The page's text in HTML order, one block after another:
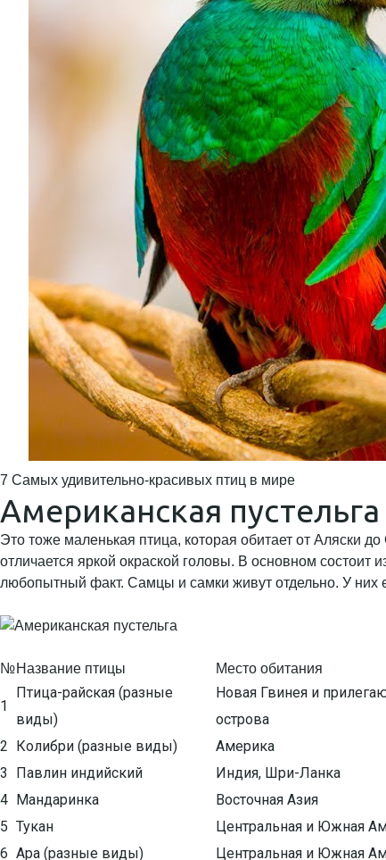
7 Самых удивительно-красивых птиц в мире
Американская пустельга
Это тоже маленькая птица, которая обитает от Аляски
отличается яркой окраской головы. В основном
любопытный факт. Самцы и самки живут отдельно. У них
№Название птицы Место обитания
1
Птица-райская (разные
виды)
Новая Гвинея и
острова
2 Колибри (разные виды) Америка
3
Павлин индийский Индия, Шри-Ланка
4 Мандаринка Восточная Азия
5 Тукан Центральная и Южная
6 Ара (разные виды) Центральная и Южная